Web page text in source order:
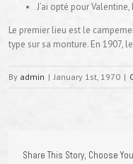
J’ai opté pour
Le premier lieu est le
type sur sa monture. En 1907,
By admin | January 1st, 1970 |
Share This Story, Choose